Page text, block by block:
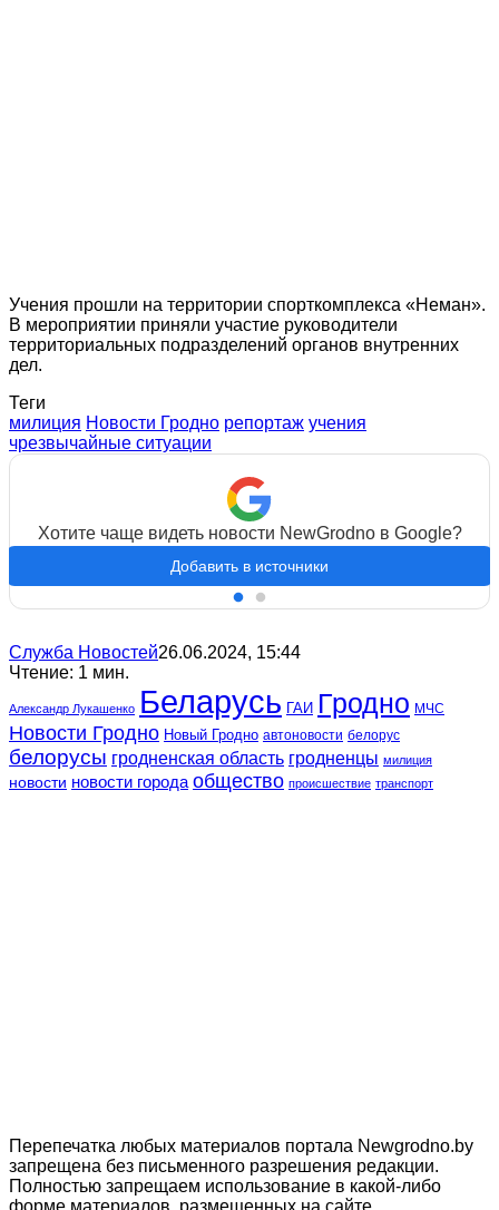
Учения прошли на территории спорткомплекса «Неман».
В мероприятии приняли участие руководители
территориальных подразделений органов внутренних
дел.
Теги
милиция Новости Гродно репортаж учения
чрезвычайные ситуации
Хотите чаще видеть новости NewGrodno в Google?
Добавить в источники
Служба Новостей26.06.2024, 15:44
Чтение: 1 мин.
Александр Лукашенко Беларусь ГАИ Гродно МЧС
Новости Гродно Новый Гродно автоновости белорус
белорусы гродненская область гродненцы милиция
новости новости города общество происшествие транспорт
Перепечатка любых материалов портала Newgrodno.by
запрещена без письменного разрешения редакции.
Полностью запрещаем использование в какой-либо
форме материалов, размещенных на сайте